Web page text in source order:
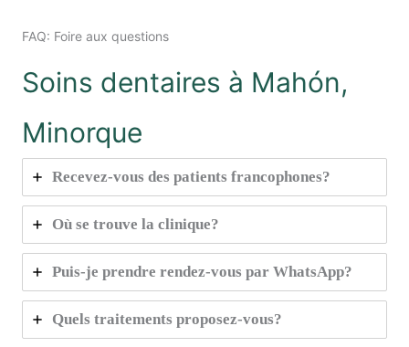
FAQ: Foire aux questions
Soins dentaires à Mahón,
Minorque
Recevez-vous des patients francophones?
Où se trouve la clinique?
Puis-je prendre rendez-vous par WhatsApp?
Quels traitements proposez-vous?